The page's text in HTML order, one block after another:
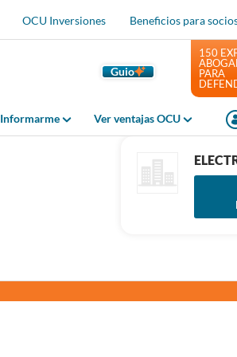
OCU Inversiones Beneficios para
Guio
Informarme Ver ventajas OCU
150
PARA